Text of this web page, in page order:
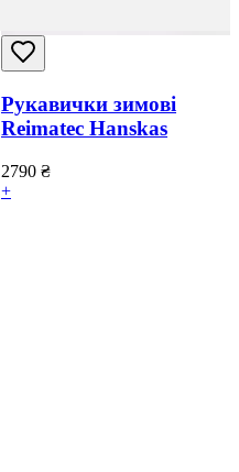
Рукавички зимові
Reimatec Hanskas
2790 ₴
+